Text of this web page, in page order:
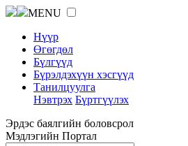
MENU
Нүүр
Өгөгдөл
Бүлгүүд
Бүрэлдэхүүн хэсгүүд
Танилцуулга
Нэвтрэх Бүртгүүлэх
Эрдэс баялгийн боловсрол
Мэдлэгийн Портал